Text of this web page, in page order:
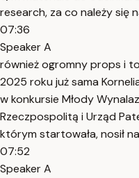
research, za co należy się
07:36
Speaker A
również ogromny props i
2025 roku już sama
w konkursie Młody
Rzeczpospolitą i Urząd
którym startowała, nosił
07:52
Speaker A